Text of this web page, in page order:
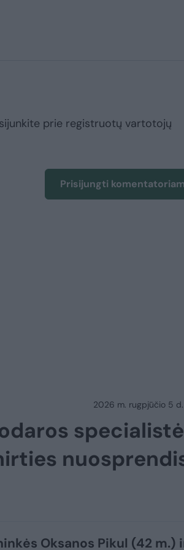
prie registruotų vartotojų
Prisijungti
2026 m. rugpjūčio 5 d.
Oksanos Pikul (42 m.)